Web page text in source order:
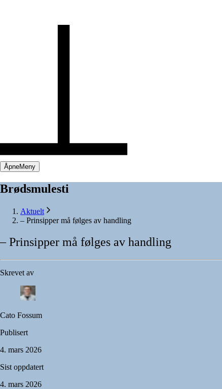
ÅpneMeny
Brødsmulesti
Aktuelt
– Prinsipper må følges av handling
–Prinsipper må følges av handling
Skrevet av
Cato Fossum
Publisert
4. mars 2026
Sist oppdatert
4. mars 2026